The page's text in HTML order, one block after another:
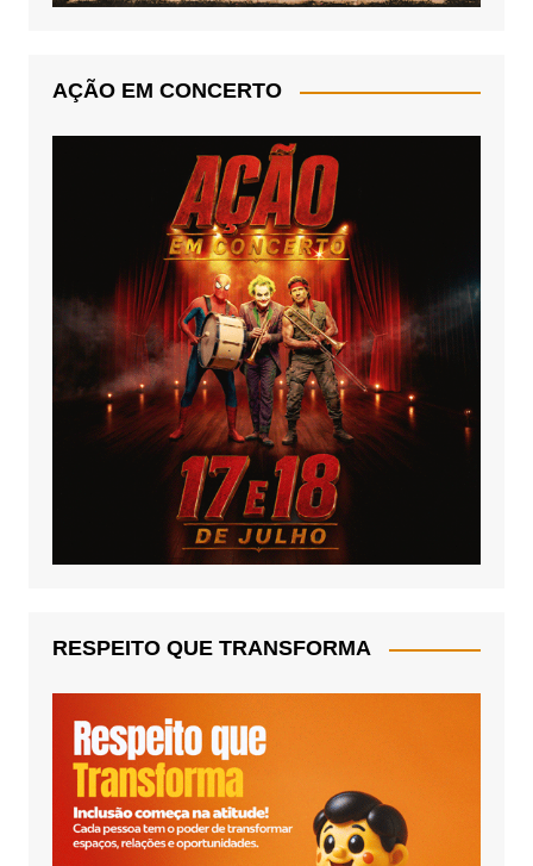
AÇÃO EM CONCERTO
RESPEITO QUE TRANSFORMA